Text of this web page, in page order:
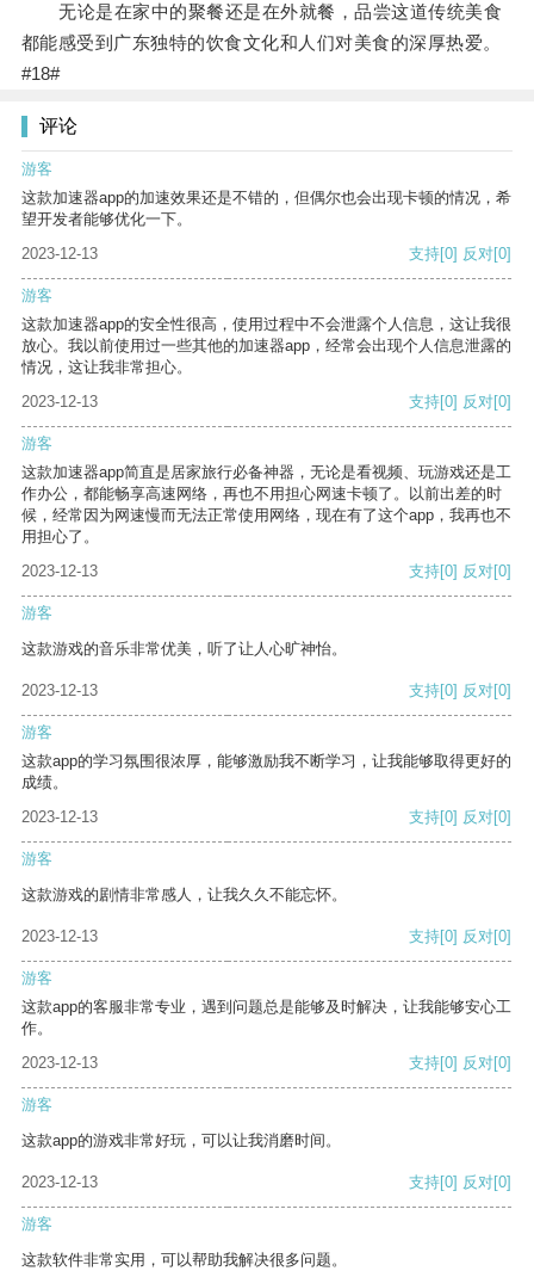
无论是在家中的聚餐还是在外就餐，品尝这道传统美食
都能感受到广东独特的饮食文化和人们对美食的深厚热爱。
#18#
评论
游客
这款加速器app的加速效果还是不错的，但偶尔也会出现卡顿的情况，希
望开发者能够优化一下。
2023-12-13
支持[0] 反对[0]
游客
这款加速器app的安全性很高，使用过程中不会泄露个人信息，这让我很
放心。我以前使用过一些其他的加速器app，经常会出现个人信息泄露的
情况，这让我非常担心。
2023-12-13
支持[0] 反对[0]
游客
这款加速器app简直是居家旅行必备神器，无论是看视频、玩游戏还是工
作办公，都能畅享高速网络，再也不用担心网速卡顿了。以前出差的时
候，经常因为网速慢而无法正常使用网络，现在有了这个app，我再也不
用担心了。
2023-12-13
支持[0] 反对[0]
游客
这款游戏的音乐非常优美，听了让人心旷神怡。
2023-12-13 支持[0] 反对[0]
游客
这款app的学习氛围很浓厚，能够激励我不断学习，让我能够取得更好的
成绩。
2023-12-13
支持[0] 反对[0]
游客
这款游戏的剧情非常感人，让我久久不能忘怀。
2023-12-13 支持[0] 反对[0]
游客
这款app的客服非常专业，遇到问题总是能够及时解决，让我能够安心工
作。
2023-12-13
支持[0] 反对[0]
游客
这款app的游戏非常好玩，可以让我消磨时间。
2023-12-13 支持[0] 反对[0]
游客
这款软件非常实用，可以帮助我解决很多问题。